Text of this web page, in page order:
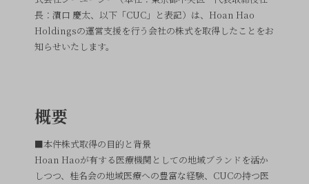
長：濵口 慶太、以下「CUC」と表記）は、Hoan Hao
Holdingsの運営支援を行う会社の株式を取得したことをお
知らせいたします。
概要
■本件株式取得の目的と背景
Hoan Haoが有する医療機関としての地域ブランドを活か
しつつ、桂名会の地域医療への豊富な経験、CUCの持つ医